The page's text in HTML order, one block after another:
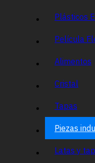
Plásticos
Película
Alimentos
Cristal
Tapas
Piezas
Latas y